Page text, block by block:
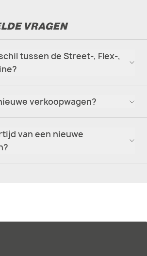
VRAGEN
tussen de Street-, Flex-,
verkoopwagen?
van een nieuwe